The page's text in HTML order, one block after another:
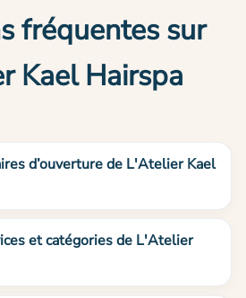
fréquentes sur
Kael Hairspa
d’ouverture de L'Atelier Kael
et catégories de L'Atelier